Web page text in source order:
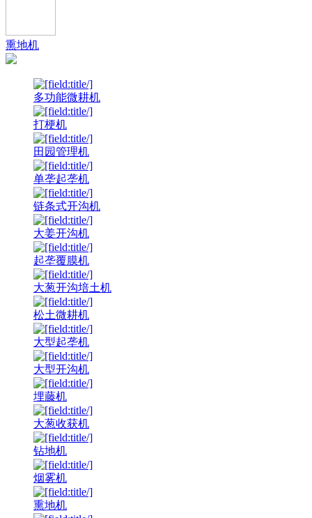
熏地机
多功能微耕机
打梗机
田园管理机
单垄起垄机
链条式开沟机
大姜开沟机
起垄覆膜机
大葱开沟培土机
松土微耕机
大型起垄机
大型开沟机
埋藤机
大葱收获机
钻地机
烟雾机
熏地机